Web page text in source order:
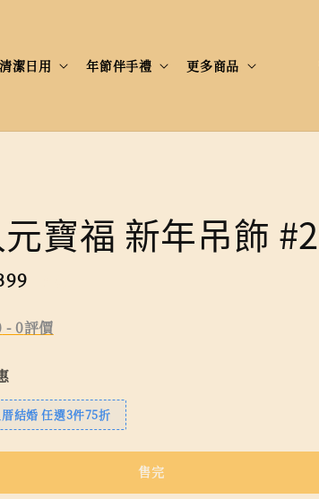
清潔日用 年節伴手禮 更多商品
寶福 新年吊飾
-0評價
結婚 任選3件75折
售完